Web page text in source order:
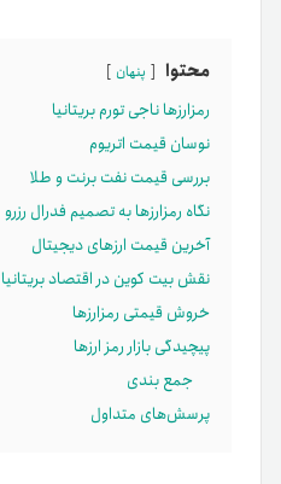
محتوا پنهان
رمزارزها ناجی تورم بریتانیا
نوسان قیمت اتریوم
بررسی قیمت نفت برنت و طلا
نگاه رمزارزها به تصمیم فدرال رزرو
آخرین قیمت ارزهای دیجیتال
نقش بیت کوین در اقتصاد بریتانیا
خروش قیمتی رمزارزها
پیچیدگی بازار رمز ارزها
جمع بندی
پرسش‌های متداول